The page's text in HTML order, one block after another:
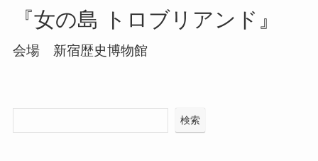
『女の島 トロブリアンド』
会場 新宿歴史博物館
検索